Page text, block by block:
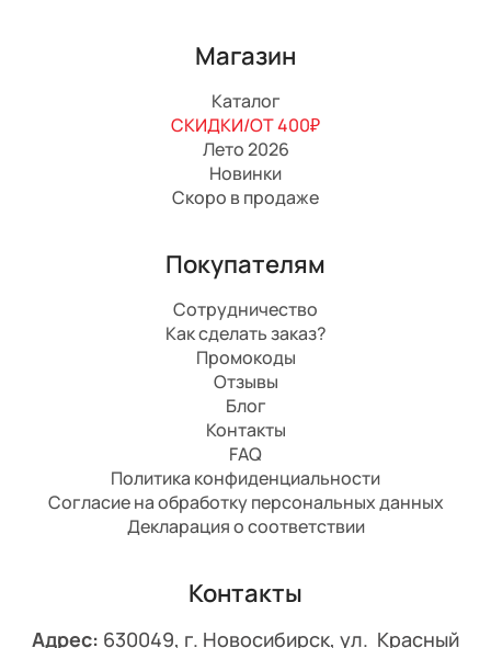
Магазин
Каталог
СКИДКИ/ОТ 400₽
Лето 2026
Новинки
Скоро в продаже
Покупателям
Сотрудничество
Как сделать заказ?
Промокоды
Отзывы
Блог
Контакты
FAQ
Политика конфиденциальности
Согласие на обработку персональных данных
Декларация о соответствии
Контакты
Адрес: 630049, г. Новосибирск, ул. Красный